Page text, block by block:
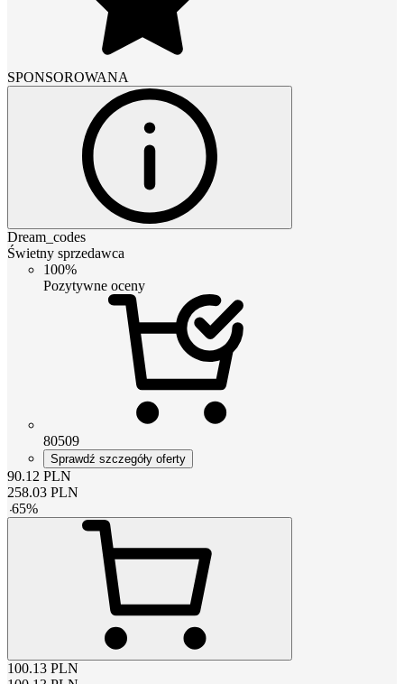
SPONSOROWANA
Dream_codes
Świetny sprzedawca
100%
Pozytywne oceny
80509
Sprawdź szczegóły oferty
90.12 PLN
258.03 PLN
-65%
100.13 PLN